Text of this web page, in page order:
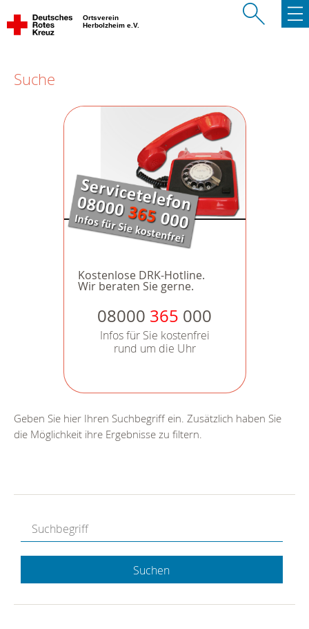
Ortsverein
Herbolzheim e.V.
Suche
Kostenlose DRK-Hotline.
Wir beraten Sie gerne.
08000 365 000
Infos für Sie kostenfrei
rund um die Uhr
Geben Sie hier Ihren Suchbegriff ein. Zusätzlich haben Sie
die Möglichkeit ihre Ergebnisse zu filtern.
Suchen